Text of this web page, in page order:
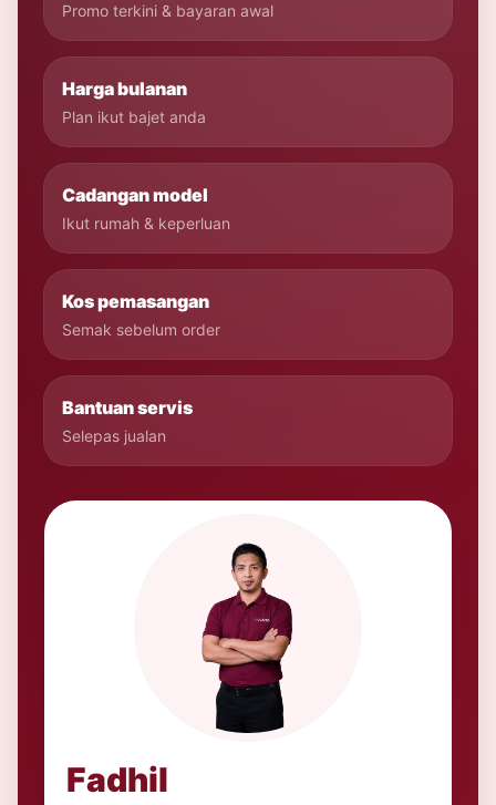
Promo terkini & bayaran awal
Harga bulanan
Plan ikut bajet anda
Cadangan model
Ikut rumah & keperluan
Kos pemasangan
Semak sebelum order
Bantuan servis
Selepas jualan
Fadhil